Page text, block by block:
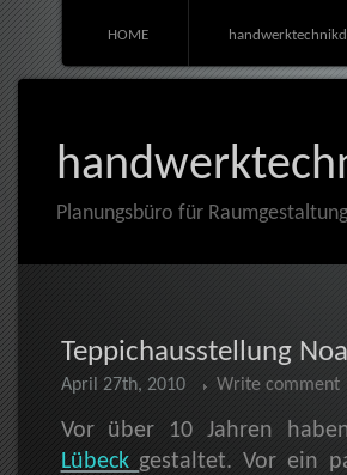
HOME
Planungsbüro für Raumgestaltung
Teppichausstellung
April 27th, 2010 Write comment
Vor über 10 Jahren
Lübeckgestaltet. Vor ein